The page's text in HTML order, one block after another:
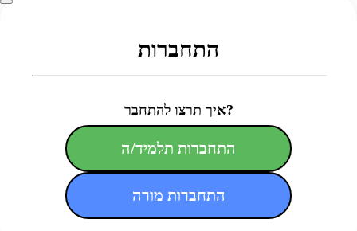
התחברות
איך תרצו להתחבר?
התחברות תלמיד/ה
התחברות מורה